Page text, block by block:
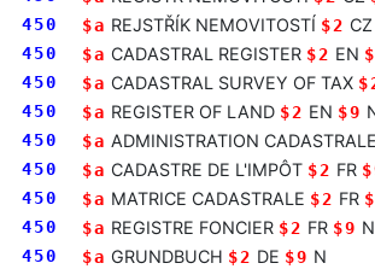
450 $a REJSTŘÍK NEMOVITOSTÍ $2 CZ
450 $a CADASTRAL REGISTER $2 EN
450 $a CADASTRAL SURVEY OF TAX
450 $a REGISTER OF LAND $2 EN $9
450 $a ADMINISTRATION CADASTRALE
450 $a CADASTRE DE L'IMPÔT $2 FR
450 $a MATRICE CADASTRALE $2 FR
450 $a REGISTRE FONCIER $2 FR $9 N
450 $a GRUNDBUCH $2 DE $9 N